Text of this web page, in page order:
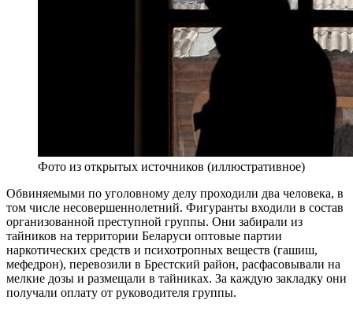
Фото из открытых источников (иллюстративное)
Обвиняемыми по уголовному делу проходили два человека, в
том числе несовершеннолетний. Фигуранты входили в состав
организованной преступной группы. Они забирали из
тайников на территории Беларуси оптовые партии
наркотических средств и психотропных веществ (гашиш,
мефедрон), перевозили в Брестский район, расфасовывали на
мелкие дозы и размещали в тайниках. За каждую закладку они
получали оплату от руководителя группы.